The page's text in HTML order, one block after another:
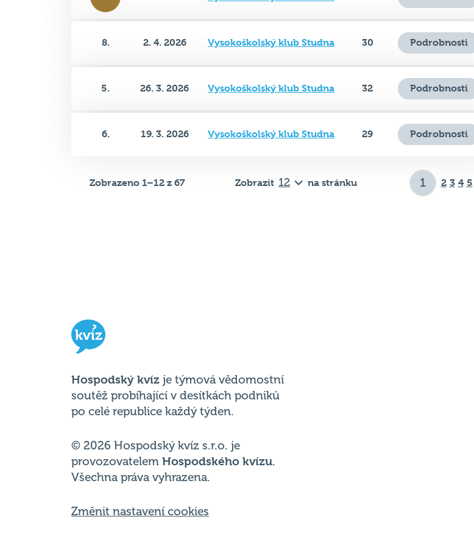
8. 2. 4. 2026 Vysokoškolský klub Studna 30 Podrobnosti
5. 26. 3. 2026 Vysokoškolský klub Studna 32 Podrobnosti
6. 19. 3. 2026 Vysokoškolský klub Studna 29 Podrobnosti
Zobrazeno 1–12 z 67 Zobrazit na stránku 2 3 4 5
Hospodský kvíz je týmová vědomostní
soutěž probíhající v desítkách podniků
po celé republice každý týden.
© 2026 Hospodský kvíz s.r.o. je
provozovatelem Hospodského kvízu.
Všechna práva vyhrazena.
Změnit nastavení cookies